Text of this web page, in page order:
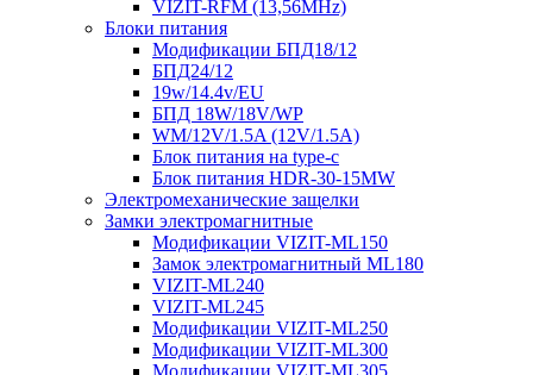
VIZIT-RFM (13,56MHz)
Блоки питания
Модификации БПД18/12
БПД24/12
19w/14.4v/EU
БПД 18W/18V/WP
WM/12V/1.5A (12V/1.5A)
Блок питания на type-c
Блок питания HDR-30-15MW
Электромеханические защелки
Замки электромагнитные
Модификации VIZIT-ML150
Замок электромагнитный ML180
VIZIT-ML240
VIZIT-ML245
Модификации VIZIT-ML250
Модификации VIZIT-ML300
Модификации VIZIT-ML305